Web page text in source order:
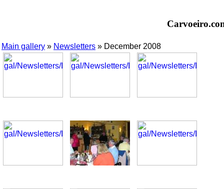
Main gallery » Newsletters » December 2008